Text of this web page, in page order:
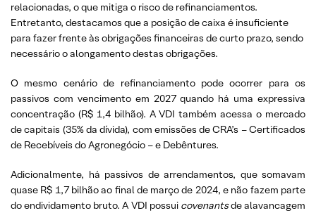
relacionadas, o que mitiga o risco de refinanciamentos.
Entretanto, destacamos que a posição de caixa é insuficiente
para fazer frente às obrigações financeiras de curto prazo, sendo
necessário o alongamento destas obrigações.
O mesmo cenário de refinanciamento pode ocorrer para os
passivos com vencimento em 2027 quando há uma expressiva
concentração (R$ 1,4 bilhão). A VDI também acessa o mercado
de capitais (35% da dívida), com emissões de CRA’s – Certificados
de Recebíveis do Agronegócio – e Debêntures.
Adicionalmente, há passivos de arrendamentos, que somavam
quase R$ 1,7 bilhão ao final de março de 2024, e não fazem parte
do endividamento bruto. A VDI possui covenantsde alavancagem